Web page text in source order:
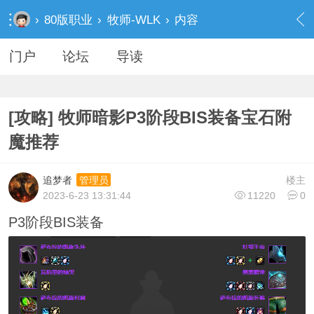
手机全站头部广告代码
› 80版职业 › 牧师-WLK › 内容
门户 论坛 导读
[攻略] 牧师暗影P3阶段BIS装备宝石附
魔推荐
楼主
追梦者
管理员
11220
0
2023-6-23 13:31:44
P3阶段BIS装备